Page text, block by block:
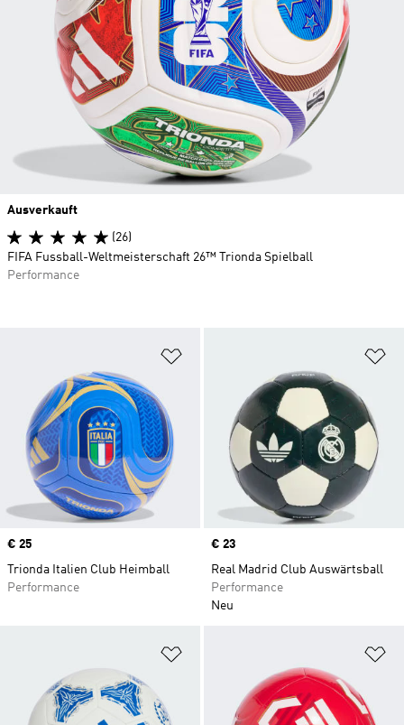
Price
€ 25
Trionda Italien Club Heimball
Performance
Price
€ 23
Real Madrid Club Auswärtsball
Performance
Neu
Ausverkauft
(26)
FIFA Fussball-Weltmeisterschaft 26™ Trionda Spielball
Performance